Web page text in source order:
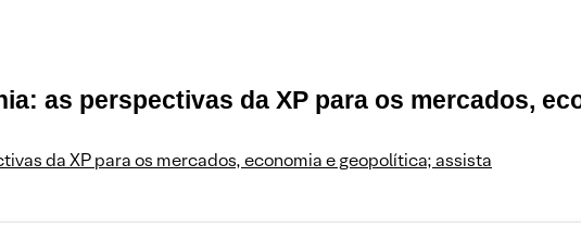
as perspectivas da XP para os mercados,
da XP para os mercados, economia e geopolítica; assista